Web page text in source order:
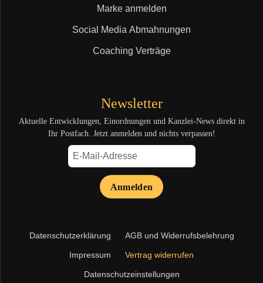
Marke anmelden
Social Media Abmahnungen
Coaching Verträge
Newsletter
Aktuelle Entwicklungen, Einordnungen und Kanzlei-News direkt in
Ihr Postfach. Jetzt anmelden und nichts verpassen!
Anmelden
Navigation
Datenschutzerklärung AGB und Widerrufsbelehrung
Impressum Vertrag widerrufen
Datenschutzeinstellungen